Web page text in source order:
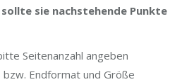
sie nachstehende Punkte
Seitenanzahl angeben
Endformat und Größe